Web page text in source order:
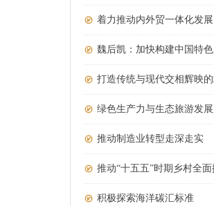
着力推动内外贸一体化发展
魏后凯：加快构建中国特
打造传统与现代交相辉映
绿色生产力与生态旅游发
推动制造业转型走深走实
推动“十五五”时期乡村全
积极探索海洋碳汇标准